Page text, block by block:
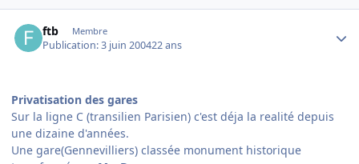
ftb Membre
Publication:3 juin 200422 ans
Privatisation des gares
Sur la ligne C (transilien Parisien) c'est déja la realité depuis
une dizaine d'années.
Une gare(Gennevilliers) classée monument historique